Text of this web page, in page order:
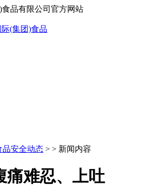
品有限公司官方网站
品安全动态 > > 新闻内容
痛难忍、上吐